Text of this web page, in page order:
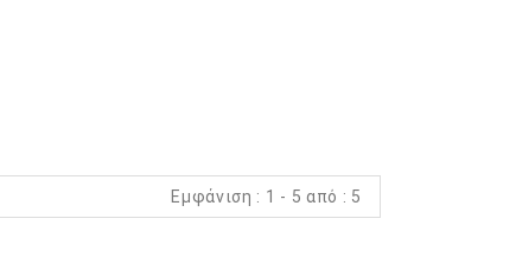
Εμφάνιση : 1 - 5 από : 5